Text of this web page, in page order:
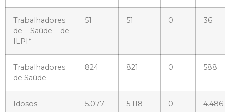
Trabalhadores
de Saúde de
ILPI*
51 51 0 36
Trabalhadores
de Saúde
824 821 0 588
Idosos 5.077 5.118 0 4.486